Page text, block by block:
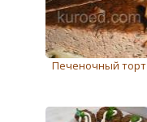
Печеночный торт